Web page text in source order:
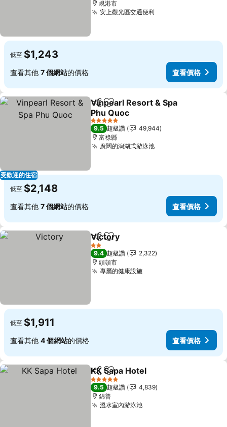
峴港市
安上觀光區交通便利
低至 $1,243
查看其他 7 個網站的價格 查看價格
受歡迎的住宿
分享 加入我的最愛
Vinpearl Resort & Spa
Phu Quoc
5 星級
9.5 超級讚
49,944
富祿縣
廣闊的潟湖式游泳池
低至 $2,148
查看其他 7 個網站的價格 查看價格
分享 加入我的最愛
Victory
2 星級
9.4 超級讚
2,322
頭頓市
專屬的健康設施
低至 $1,911
查看其他 4 個網站的價格 查看價格
分享 加入我的最愛
KK Sapa Hotel
5 星級
9.5 超級讚
4,839
錦普
溫水室內游泳池